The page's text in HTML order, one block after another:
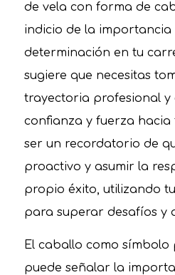
de vela con forma de
indicio de la
determinación en tu
sugiere que necesitas
trayectoria profesional y
confianza y fuerza hacia
ser un recordatorio de
proactivo y asumir la
propio éxito, utilizando
para superar desafíos y
El caballo como
puede señalar la